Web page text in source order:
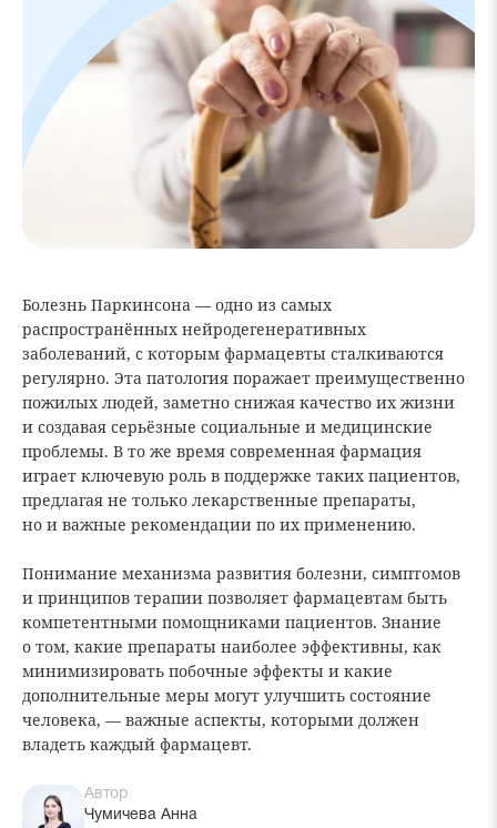
Болезнь Паркинсона — одно из самых
распространённых нейродегенеративных
заболеваний, с которым фармацевты сталкиваются
регулярно. Эта патология поражает преимущественно
пожилых людей, заметно снижая качество их жизни
и создавая серьёзные социальные и медицинские
проблемы. В то же время современная фармация
играет ключевую роль в поддержке таких пациентов,
предлагая не только лекарственные препараты,
но и важные рекомендации по их применению.
Понимание механизма развития болезни, симптомов
и принципов терапии позволяет фармацевтам быть
компетентными помощниками пациентов. Знание
о том, какие препараты наиболее эффективны, как
минимизировать побочные эффекты и какие
дополнительные меры могут улучшить состояние
человека, — важные аспекты, которыми должен
владеть каждый фармацевт.
Автор
Чумичева Анна